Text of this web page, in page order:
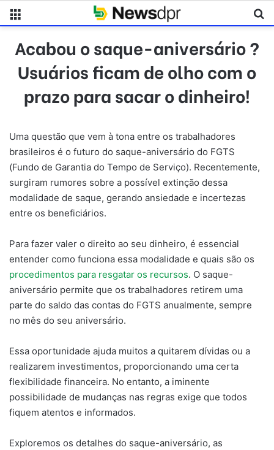
Acabou o saque-aniversário ?
Usuários ficam de olho com o
prazo para sacar o dinheiro!
Uma questão que vem à tona entre os trabalhadores
brasileiros é o futuro do saque-aniversário do FGTS
(Fundo de Garantia do Tempo de Serviço). Recentemente,
surgiram rumores sobre a possível extinção dessa
modalidade de saque, gerando ansiedade e incertezas
entre os beneficiários.
Para fazer valer o direito ao seu dinheiro, é essencial
entender como funciona essa modalidade e quais são os
procedimentos para resgatar os recursos. O saque-
aniversário permite que os trabalhadores retirem uma
parte do saldo das contas do FGTS anualmente, sempre
no mês do seu aniversário.
Essa oportunidade ajuda muitos a quitarem dívidas ou a
realizarem investimentos, proporcionando uma certa
flexibilidade financeira. No entanto, a iminente
possibilidade de mudanças nas regras exige que todos
fiquem atentos e informados.
Exploremos os detalhes do saque-aniversário, as